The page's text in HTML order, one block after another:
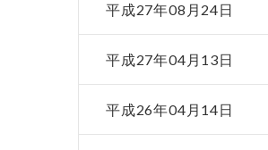
平成27年08月24日
平成27年04月13日
平成26年04月14日